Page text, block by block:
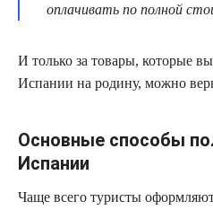
оплачивать по полной
И только за товары, которые
Испании на родину, можно
Основные способы
Испании
Чаще всего туристы